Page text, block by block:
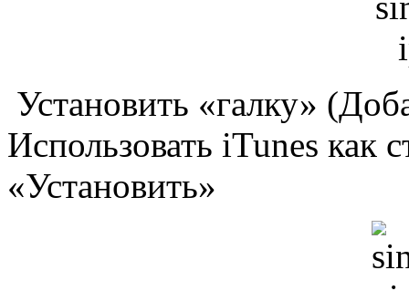
Установить «галку»
Использовать iTunes как
«Установить»